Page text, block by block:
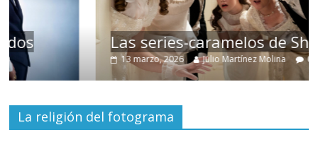
Las series-caramelos de Shondaland
Julio Martínez Molina 0
La religión del fotograma